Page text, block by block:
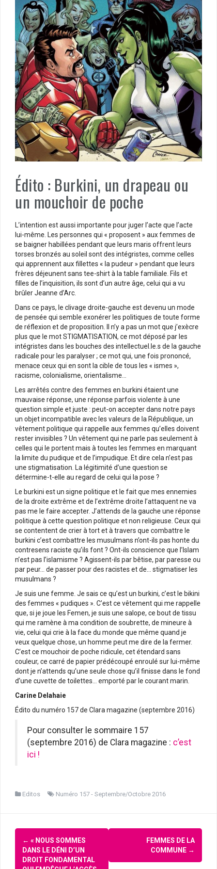
Édito : Burkini, un drapeau ou
un mouchoir de poche
L’intention est aussi importante pour juger l’acte que l’acte
lui-même. Les personnes qui « proposent » aux femmes de
se baigner habillées pendant que leurs maris offrent leurs
torses bronzés au soleil sont des intégristes, comme celles
qui apprennent aux fillettes « la pudeur » pendant que leurs
frères déjeunent sans tee-shirt à la table familiale. Fils et
filles de l’inquisition, ils sont d’un autre âge, celui qui a vu
brûler Jeanne d’Arc.
Dans ce pays, le clivage droite-gauche est devenu un mode
de pensée qui semble exonérer les politiques de toute forme
de réflexion et de proposition. Il n’y a pas un mot que j’exècre
plus que le mot STIGMATISATION, ce mot déposé par les
intégristes dans les bouches des intellectuel.le.s de la gauche
radicale pour les paralyser ; ce mot qui, une fois prononcé,
menace ceux qui en sont la cible de tous les « ismes »,
racisme, colonialisme, orientalisme…
Les arrêtés contre des femmes en burkini étaient une
mauvaise réponse, une réponse parfois violente à une
question simple et juste : peut-on accepter dans notre pays
un objet incompatible avec les valeurs de la République, un
vêtement politique qui rappelle aux femmes qu’elles doivent
rester invisibles ? Un vêtement qui ne parle pas seulement à
celles qui le portent mais à toutes les femmes en marquant
la limite du pudique et de l’impudique. Et dire cela n’est pas
une stigmatisation. La légitimité d’une question se
détermine-t-elle au regard de celui qui la pose ?
Le burkini est un signe politique et le fait que mes ennemies
de la droite extrême et de l’extrême droite l’attaquent ne va
pas me le faire accepter. J’attends de la gauche une réponse
politique à cette question politique et non religieuse. Ceux qui
se contentent de crier à tort et à travers que combattre le
burkini c’est combattre les musulmans n’ont-ils pas honte du
contresens raciste qu’ils font ? Ont-ils conscience que l’Islam
n’est pas l’islamisme ? Agissent-ils par bêtise, par paresse ou
par peur… de passer pour des racistes et de… stigmatiser les
musulmans ?
Je suis une femme. Je sais ce qu’est un burkini, c’est le bikini
des femmes « pudiques ». C’est ce vêtement qui me rappelle
que, si je joue les Femen, je suis une salope, ce bout de tissu
qui me ramène à ma condition de soubrette, de mineure à
vie, celui qui crie à la face du monde que même quand je
veux quelque chose, un homme peut me dire de la fermer.
C’est ce mouchoir de poche ridicule, cet étendard sans
couleur, ce carré de papier prédécoupé enroulé sur lui-même
dont je n’attends qu’une seule chose qu’il finisse dans le fond
d’une cuvette de toilettes… emporté par le courant marin.
Carine Delahaie
Édito du numéro 157 de Clara magazine (septembre 2016)
Pour consulter le sommaire 157
(septembre 2016) de Clara magazine : c’est
ici !
Editos Numéro 157 - Septembre/Octobre 2016
Navigation
d'article
← « NOUS SOMMES
DANS LE DÉNI D’UN
DROIT FONDAMENTAL
FEMMES DE LA
COMMUNE →